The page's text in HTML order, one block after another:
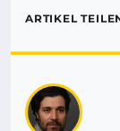
ARTIKEL